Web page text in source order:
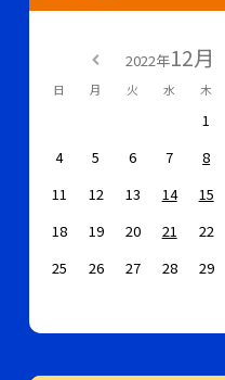
2022年12月
日 月 火 水 木
1
4
5 6 7 8
11
12 13 14 15
18
19 20 21 22
25
26 27 28 29